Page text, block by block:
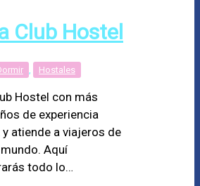
Club Hostel
Hostales
Hostel con más
de experiencia
y atiende a viajeros de
Aquí
todo lo…